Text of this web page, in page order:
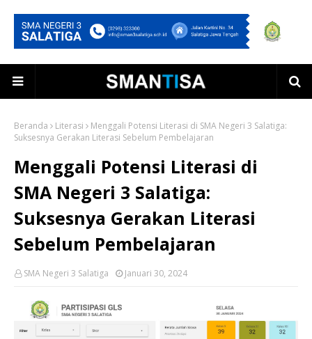
Beranda Literasi
Menggali Potensi Literasi di SMA Negeri 3 Salatiga:
Suksesnya Gerakan Literasi Sebelum Pembelajaran
Menggali Potensi Literasi di
SMA Negeri 3 Salatiga:
Suksesnya Gerakan Literasi
Sebelum Pembelajaran
SMA Negeri 3 Salatiga Januari 30, 2024